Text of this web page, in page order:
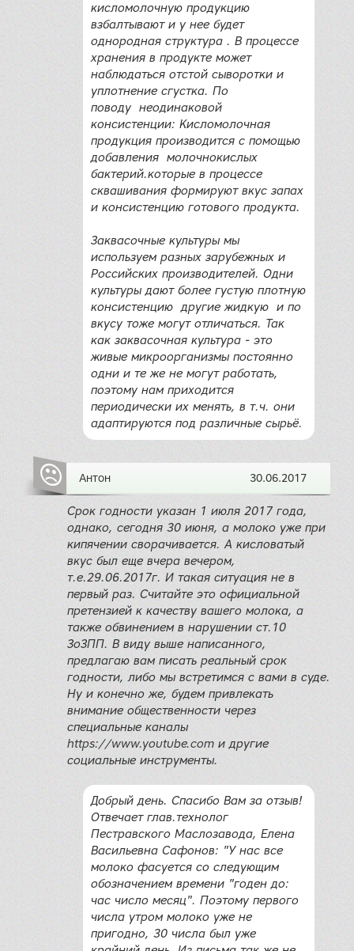
кисломолочную продукцию
взбалтывают и у нее будет
однородная структура . В процессе
хранения в продукте может
наблюдаться отстой сыворотки и
уплотнение сгустка. По
поводу неодинаковой
консистенции: Кисломолочная
продукция производится с помощью
добавления молочнокислых
бактерий.которые в процессе
сквашивания формируют вкус запах
и консистенцию готового продукта.
Заквасочные культуры мы
используем разных зарубежных и
Российских производителей. Одни
культуры дают более густую плотную
консистенцию другие жидкую и по
вкусу тоже могут отличаться. Так
как заквасочная культура - это
живые микроорганизмы постоянно
одни и те же не могут работать,
поэтому нам приходится
периодически их менять, в т.ч. они
адаптируются под различные сырьё.
Антон 30.06.2017
Срок годности указан 1 июля 2017 года,
однако, сегодня 30 июня, а молоко уже при
кипячении сворачивается. А кисловатый
вкус был еще вчера вечером,
т.е.29.06.2017г. И такая ситуация не в
первый раз. Считайте это официальной
претензией к качеству вашего молока, а
также обвинением в нарушении ст.10
ЗоЗПП. В виду выше написанного,
предлагаю вам писать реальный срок
годности, либо мы встретимся с вами в суде.
Ну и конечно же, будем привлекать
внимание общественности через
специальные каналы
https://www.youtube.com и другие
социальные инструменты.
Добрый день. Спасибо Вам за отзыв!
Отвечает глав.технолог
Пестравского Маслозавода, Елена
Васильевна Сафонов: "У нас все
молоко фасуется со следующим
обозначением времени "годен до:
час число месяц". Поэтому первого
числа утром молоко уже не
пригодно, 30 числа был уже